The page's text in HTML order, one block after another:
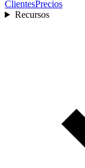
ClientesPrecios
Recursos